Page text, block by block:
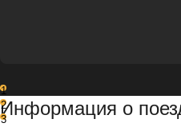
1
2
3
Информация о